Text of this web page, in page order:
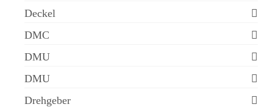
Deckel
DMC
DMU
DMU
Drehgeber